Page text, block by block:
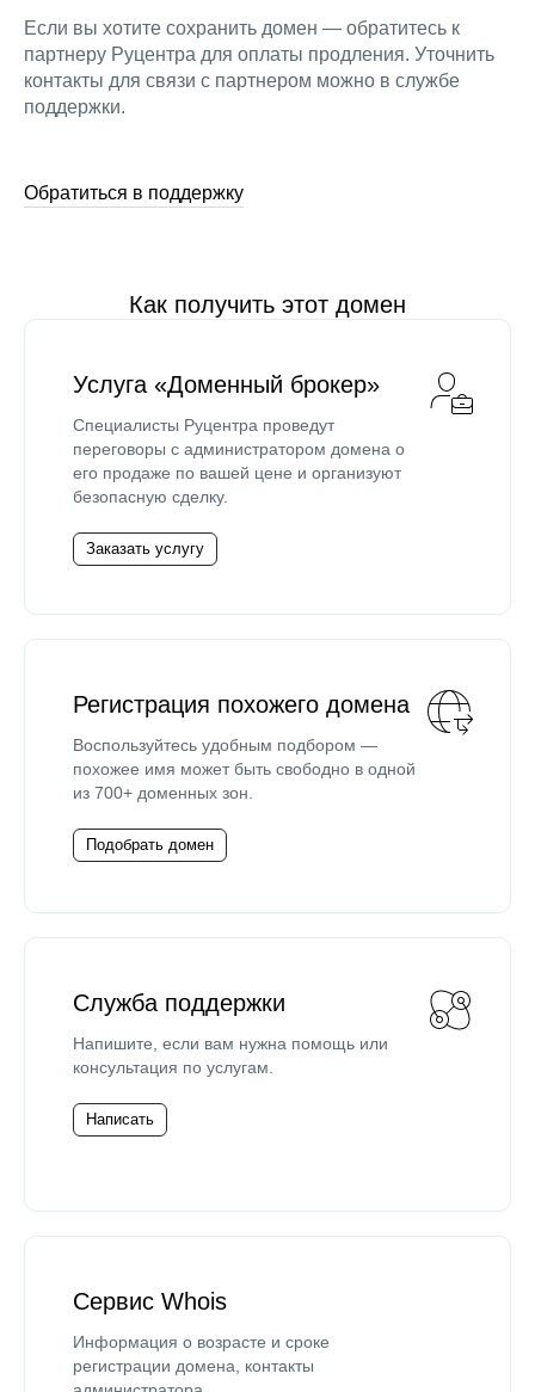
Если вы хотите сохранить домен — обратитесь к
партнеру Руцентра для оплаты продления. Уточнить
контакты для связи с партнером можно в службе
поддержки.
Обратиться в поддержку
Как получить этот домен
Услуга «Доменный брокер»
Специалисты Руцентра проведут
переговоры с администратором домена о
его продаже по вашей цене и организуют
безопасную сделку.
Заказать услугу
Регистрация похожего домена
Воспользуйтесь удобным подбором —
похожее имя может быть свободно в одной
из 700+ доменных зон.
Подобрать домен
Служба поддержки
Напишите, если вам нужна помощь или
консультация по услугам.
Написать
Сервис Whois
Информация о возрасте и сроке
регистрации домена, контакты